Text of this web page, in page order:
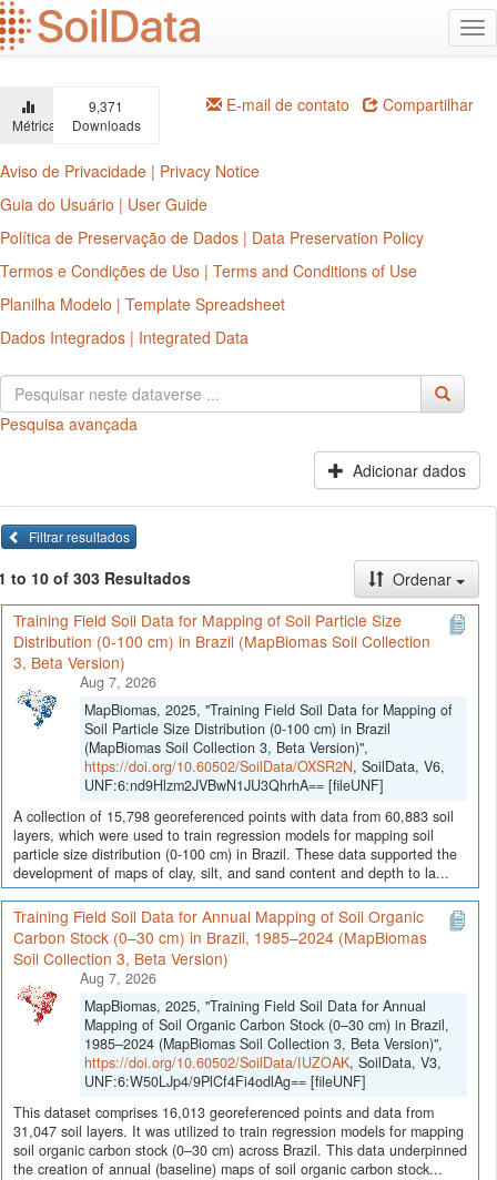
Ir
para
o
principal
Métricas
9,371
Downloads
E-mail de contato Compartilhar
Aviso de Privacidade | Privacy Notice
Guia do Usuário | User Guide
Política de Preservação de Dados | Data Preservation Policy
Termos e Condições de Uso | Terms and Conditions of Use
Planilha Modelo | Template Spreadsheet
Dados Integrados | Integrated Data
Pesquisa avançada
Adicionar dados
Filtrar resultados
to 10 of 303 Resultados
Ordenar
Training Field Soil Data for Mapping of Soil Particle Size
Distribution (0-100 cm) in Brazil (MapBiomas Soil Collection
3, Beta Version)
Aug 7, 2026
MapBiomas, 2025, "Training Field Soil Data for Mapping of
Soil Particle Size Distribution (0-100 cm) in Brazil
(MapBiomas Soil Collection 3, Beta Version)",
https://doi.org/10.60502/SoilData/OXSR2N, SoilData, V6,
UNF:6:nd9Hlzm2JVBwN1JU3QhrhA== [fileUNF]
A collection of 15,798 georeferenced points with data from 60,883 soil
layers, which were used to train regression models for mapping soil
particle size distribution (0-100 cm) in Brazil. These data supported the
development of maps of clay, silt, and sand content and depth to la...
Training Field Soil Data for Annual Mapping of Soil Organic
Carbon Stock (0–30 cm) in Brazil, 1985–2024 (MapBiomas
Soil Collection 3, Beta Version)
Aug 7, 2026
MapBiomas, 2025, "Training Field Soil Data for Annual
Mapping of Soil Organic Carbon Stock (0–30 cm) in Brazil,
1985–2024 (MapBiomas Soil Collection 3, Beta Version)",
https://doi.org/10.60502/SoilData/IUZOAK, SoilData, V3,
UNF:6:W50LJp4/9PlCf4Fi4odlAg== [fileUNF]
This dataset comprises 16,013 georeferenced points and data from
31,047 soil layers. It was utilized to train regression models for mapping
soil organic carbon stock (0–30 cm) across Brazil. This data underpinned
the creation of annual (baseline) maps of soil organic carbon stock...